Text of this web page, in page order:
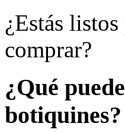
¿Estás
comprar?
¿Qué
botiquines?